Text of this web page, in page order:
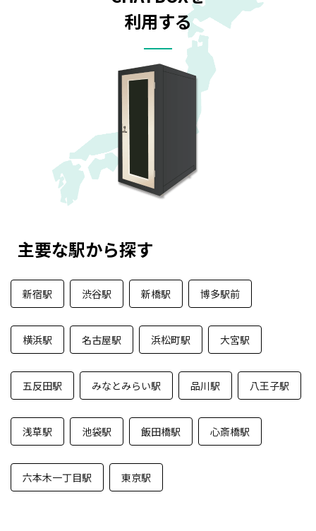
利用する
主要な駅から探す
新宿駅 渋谷駅 新橋駅 博多駅前
横浜駅 名古屋駅 浜松町駅 大宮駅
五反田駅 みなとみらい駅 品川駅 八王子駅
浅草駅 池袋駅 飯田橋駅 心斎橋駅
六本木一丁目駅 東京駅